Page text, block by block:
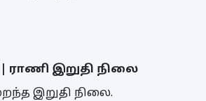
ராணி இறுதி நிலை
இறுதி நிலை.